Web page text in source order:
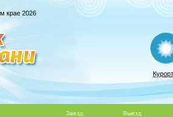
крае 2026
Заезд Выезд